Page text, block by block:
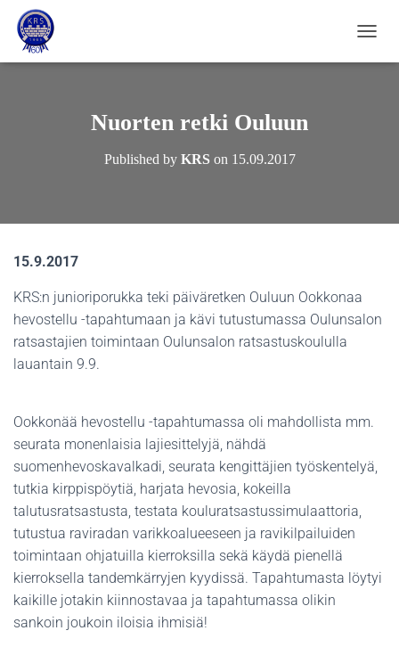
Nuorten retki Ouluun
Published by KRSon 15.09.2017
15.9.2017
KRS:n junioriporukka teki päiväretken Ouluun Ookkonaa
hevostellu -tapahtumaan ja kävi tutustumassa Oulunsalon
ratsastajien toimintaan Oulunsalon ratsastuskoululla
lauantain 9.9.
Ookkonää hevostellu -tapahtumassa oli mahdollista mm.
seurata monenlaisia lajiesittelyjä, nähdä
suomenhevoskavalkadi, seurata kengittäjien työskentelyä,
tutkia kirppispöytiä, harjata hevosia, kokeilla
talutusratsastusta, testata kouluratsastussimulaattoria,
tutustua raviradan varikkoalueeseen ja ravikilpailuiden
toimintaan ohjatuilla kierroksilla sekä käydä pienellä
kierroksella tandemkärryjen kyydissä. Tapahtumasta löytyi
kaikille jotakin kiinnostavaa ja tapahtumassa olikin
sankoin joukoin iloisia ihmisiä!